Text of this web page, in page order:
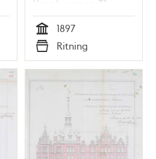
Kronkvarnen 31
Tid
1897
Typ
Ritning